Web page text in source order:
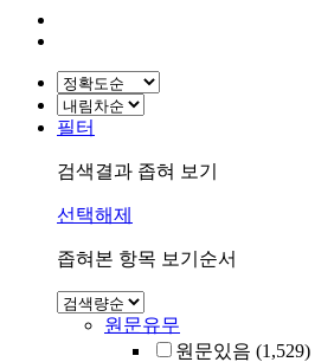
필터
검색결과 좁혀 보기
선택해제
좁혀본 항목 보기순서
원문유무
원문있음 (1,529)